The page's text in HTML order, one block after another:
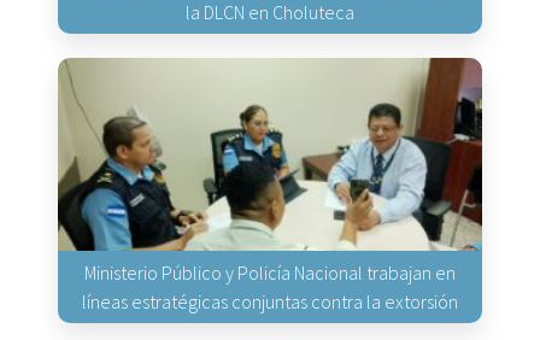
la DLCN en Choluteca
Ministerio Público y Policía Nacional trabajan en
líneas estratégicas conjuntas contra la extorsión